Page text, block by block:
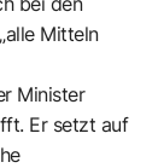
Mitteln
Minister
Er setzt auf